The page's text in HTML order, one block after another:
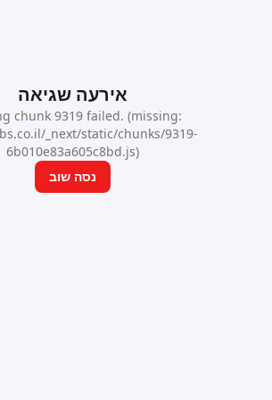
אירעה שגיאה
Loading chunk 9319 failed. (missing:
https://hbs.co.il/_next/static/chunks/9319-
6b010e83a605c8bd.js)